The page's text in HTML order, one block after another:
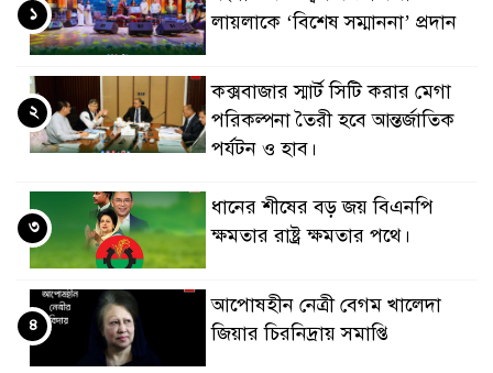
লায়লাকে ‘বিশেষ সম্মাননা’ প্রদান
১
কক্সবাজার স্মার্ট সিটি করার মেগা
পরিকল্পনা তৈরী হবে আন্তর্জাতিক
পর্যটন ও হাব।
২
ধানের শীষের বড় জয় বিএনপি
ক্ষমতার রাষ্ট্র ক্ষমতার পথে।
৩
আপোষহীন নেত্রী বেগম খালেদা
জিয়ার চিরনিদ্রায় সমাপ্তি
৪